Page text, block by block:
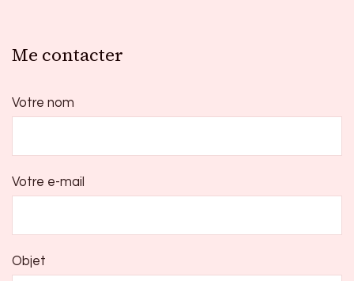
Me contacter
Votre nom
Votre e-mail
Objet